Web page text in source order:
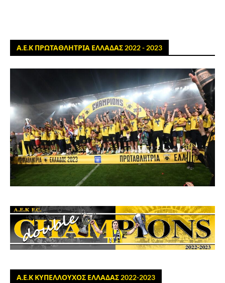
Α.Ε.Κ ΠΡΩΤΑΘΛΗΤΡΙΑ ΕΛΛΑΔΑΣ 2022 - 2023
Α.Ε.Κ ΚΥΠΕΛΛΟΥΧΟΣ ΕΛΛΑΔΑΣ 2022-2023